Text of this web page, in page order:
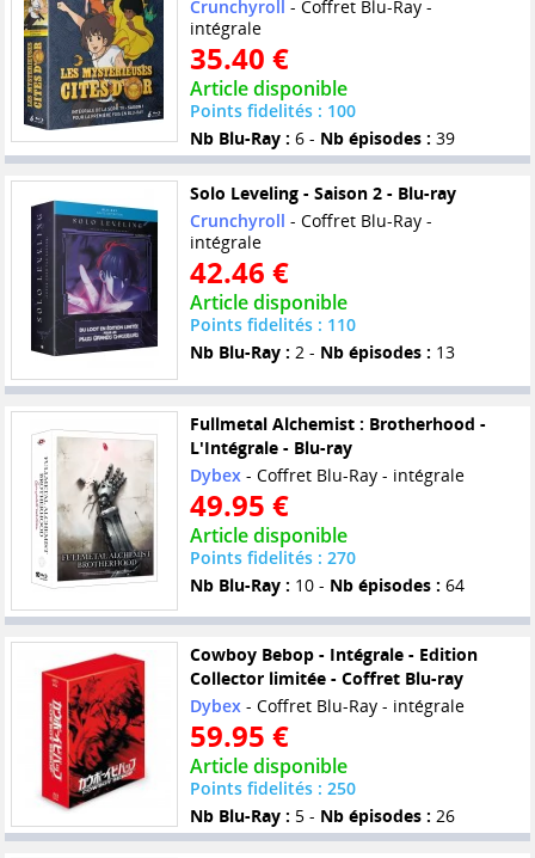
Crunchyroll
- Coffret Blu-Ray -
intégrale
35.40 €
Article disponible
Points fidelités : 100
Nb Blu-Ray : 6 - Nb épisodes : 39
Solo Leveling - Saison 2 - Blu-ray
Crunchyroll - Coffret Blu-Ray -
intégrale
42.46 €
Article disponible
Points fidelités : 110
Nb Blu-Ray : 2 - Nb épisodes : 13
Fullmetal Alchemist : Brotherhood -
L'Intégrale - Blu-ray
Dybex- Coffret Blu-Ray - intégrale
49.95 €
Article disponible
Points fidelités : 270
Nb Blu-Ray : 10 - Nb épisodes : 64
Cowboy Bebop - Intégrale - Edition
Collector limitée - Coffret Blu-ray
Dybex- Coffret Blu-Ray - intégrale
59.95 €
Article disponible
Points fidelités : 250
Nb Blu-Ray : 5 - Nb épisodes : 26